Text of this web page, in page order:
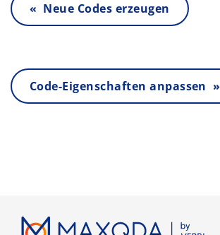
« Neue Codes erzeugen
Code-Eigenschaften anpassen »